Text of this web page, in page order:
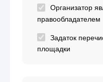
Организатор
правообладателем
Задаток
площадки